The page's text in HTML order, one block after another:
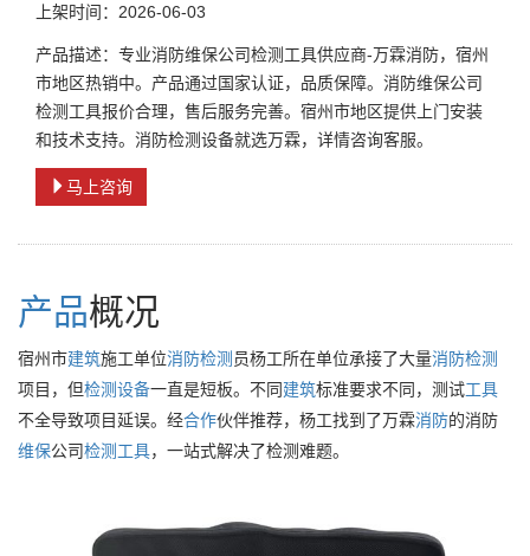
上架时间：2026-06-03
产品描述：专业消防维保公司检测工具供应商-万霖消防，宿州
市地区热销中。产品通过国家认证，品质保障。消防维保公司
检测工具报价合理，售后服务完善。宿州市地区提供上门安装
和技术支持。消防检测设备就选万霖，详情咨询客服。
马上咨询
产品概况
宿州市建筑施工单位消防检测 员杨工所在单位承接了大量消防检测
项目，但检测设备一直是短板。不同建筑标准要求不同，测试工具
不全导致项目延误。经合作伙伴推荐，杨工找到了万霖消防的消防
维保公司检测 工具，一站式解决了检测难题。